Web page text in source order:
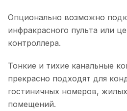
Опционально возможно
инфракрасного пульта или
контроллера.
Тонкие и тихие канальные
прекрасно подходят для
гостиничных номеров,
помещений.